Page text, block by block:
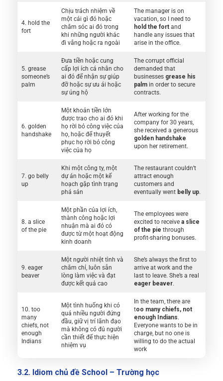
4. hold the
fort
Chịu trách nhiệm về
một cái gì đó hoặc
chăm sóc ai đó trong
khi những người khác
đi vắng hoặc ra ngoài
The manager is on
vacation, so I need to
hold the fort and
handle any issues that
arise in the office.
5. grease
someone’s
palm
Đưa tiền hoặc cung
cấp lợi ích cá nhân cho
ai đó để nhận sự giúp
đỡ hoặc sự ưu ái hoặc
sự ủng hộ
The corrupt official
demanded that
businesses grease his
palm in order to secure
contracts.
6. golden
handshake
Một khoản tiền lớn
được trao cho ai đó khi
họ rời bỏ công việc của
họ, hoặc để thuyết
phục họ rời bỏ công
việc của họ
After working for the
company for 30 years,
she received a generous
golden handshake
upon her retirement.
7. go belly
up
Khi một công ty, một
dự án hoặc một kế
hoạch gặp tình trạng
phá sản
The restaurant couldn’t
attract enough
customers and
eventually went belly up.
8. a slice
of the pie
Một phần của lợi ích,
thành công hoặc lợi
nhuận mà ai đó có
được từ một hoạt động
kinh doanh
The employees were
excited to receive a slice
of the pie through
profit-sharing bonuses.
9. eager
beaver
Một người nhiệt tình và
chăm chỉ, luôn sẵn
lòng làm việc và đạt
được kết quả cao
She’s always the first to
arrive at work and the
last to leave. She’s a real
eager beaver.
10. too
many
chiefs, not
enough
Indians
Một tình huống khi có
quá nhiều người đứng
đầu, giữ vị trí lãnh đạo
mà không có đủ người
cần thiết để thực hiện
nhiệm vụ
In the team, there are
too many chiefs, not
enough Indians.
Everyone wants to be in
charge, but no one is
willing to do the actual
work
3.2. Idiom chủ đề School – Trường học